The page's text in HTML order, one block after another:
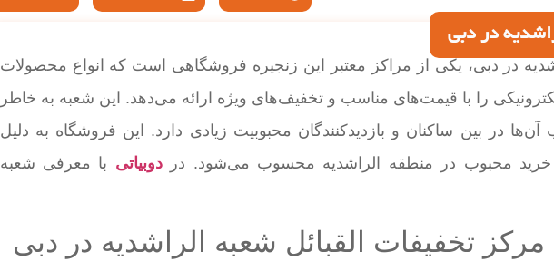
در دبی
در دبی، یکی از مراکز معتبر این زنجیره فروشگاهی است که انواع محصولات
را با قیمت‌های مناسب و تخفیف‌های ویژه ارائه می‌دهد. این شعبه به خاطر
آن‌ها در بین ساکنان و بازدیدکنندگان محبوبیت زیادی دارد. این فروشگاه به دلیل
محبوب در منطقه الراشدیه محسوب می‌شود. دردوبیاتی با معرفی شعبه
مرکز تخفیفات القبائل شعبه الراشدیه در دبی